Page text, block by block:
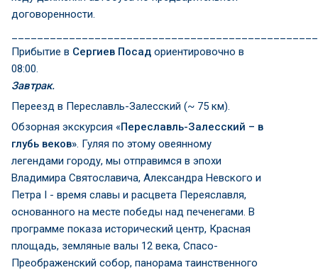
договоренности.
Прибытие в Сергиев Посад ориентировочно в
08:00.
Завтрак.
Переезд в Переславль-Залесский (~ 75 км).
Обзорная экскурсия «Переславль-Залесский – в
глубь веков». Гуляя по этому овеянному
легендами городу, мы отправимся в эпохи
Владимира Святославича, Александра Невского и
Петра I - время славы и расцвета Переяславля,
основанного на месте победы над печенегами. В
программе показа исторический центр, Красная
площадь, земляные валы 12 века, Спасо-
Преображенский собор, панорама таинственного